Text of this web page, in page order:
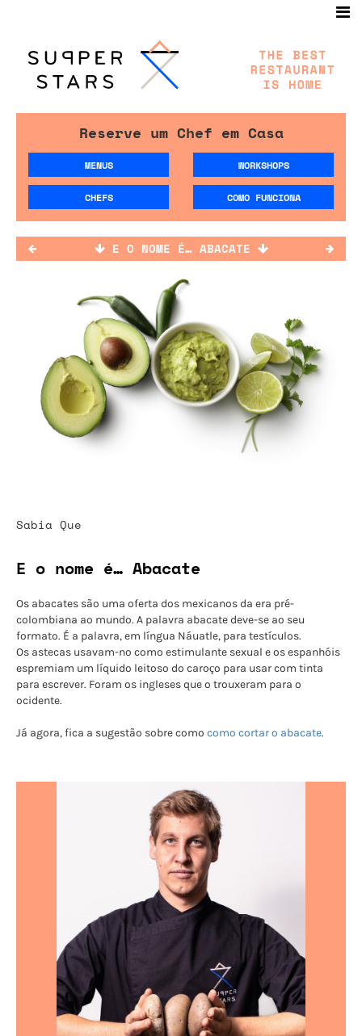
Reserve um Chef em Casa
MENUS WORKSHOPS
CHEFS COMO FUNCIONA
E O NOME É… ABACATE
Sabia Que
E o nome é… Abacate
Os abacates são uma oferta dos mexicanos da era pré-
colombiana ao mundo. A palavra abacate deve-se ao seu
formato. É a palavra, em língua Náuatle, para testículos.
Os astecas usavam-no como estimulante sexual e os espanhóis
espremiam um líquido leitoso do caroço para usar com tinta
para escrever. Foram os ingleses que o trouxeram para o
ocidente.
Já agora, fica a sugestão sobre como como cortar o abacate.